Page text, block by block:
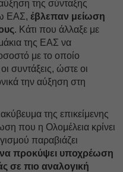
της σύνταξης
ΕΑΣ, έβλεπαν μείωση
. Κάτι που άλλαξε με
της ΕΑΣ να
με το οποίο
συντάξεις, ώστε οι
την αύξηση στη
της επικείμενης
που η Ολομέλεια κρίνει
παραβιάζει
να προκύψει υποχρέωση
σε πιο αναλογική